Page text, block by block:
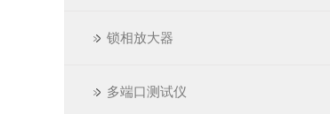
锁相放大器
多端口测试仪